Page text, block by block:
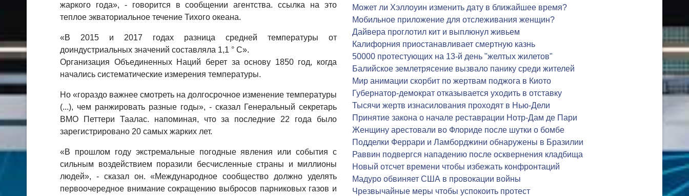
жаркого года», - говорится в сообщении агентства. ссылка на это
теплое экваториальное течение Тихого океана.
«В 2015 и 2017 годах разница средней температуры от
доиндустриальных значений составляла 1,1 ° С».
Организация Объединенных Наций берет за основу 1850 год, когда
начались систематические измерения температуры.
Но «гораздо важнее смотреть на долгосрочное изменение температуры
(...), чем ранжировать разные годы», - сказал Генеральный секретарь
ВМО Петтери Таалас. напоминая, что за последние 22 года было
зарегистрировано 20 самых жарких лет.
«В прошлом году экстремальные погодные явления или события с
сильным воздействием поразили бесчисленные страны и миллионы
людей», - сказал он. «Международное сообщество должно уделять
первоочередное внимание сокращению выбросов парниковых газов и
Может ли Хэллоуин изменить дату в ближайшее время?
Мобильное приложение для отслеживания женщин?
Дайвера проглотил кит и выплюнул живьем
Калифорния приостанавливает смертную казнь
50000 протестующих на 13-й день "желтых жилетов"
Балийское землетрясение вызвало панику среди жителей
Мир анимации скорбит по жертвам поджога в Киото
Губернатор-демократ отказывается уходить в отставку
Тысячи жертв изнасилования проходят в Нью-Дели
Принятие закона о начале реставрации Нотр-Дам де Пари
Женщину арестовали во Флориде после шутки о бомбе
Подделки Феррари и Ламборджини обнаружены в Бразилии
Раввин подвергся нападению после осквернения кладбища
Новый отсчет времени чтобы избежать конфронтаций
Мадуро обвиняет США в провокации войны
Чрезвычайные меры чтобы успокоить протест